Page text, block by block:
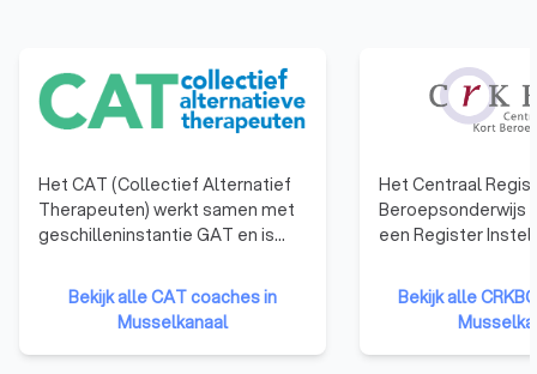
Het CAT (Collectief Alternatief
Therapeuten) werkt samen met
geschilleninstantie GAT en is
Volksgezondheid, Welzijn &
Sport. Coaches aangesloten bij
het CAT voldoen aan alle
kwaliteitseisen die gesteld
Bekijk alle CAT coaches in
Musselkanaal
Het Centraal
Beroepsonderwijs
een Register
Register
ingeschreven die
Kwaliteitscode
Bekijk alle